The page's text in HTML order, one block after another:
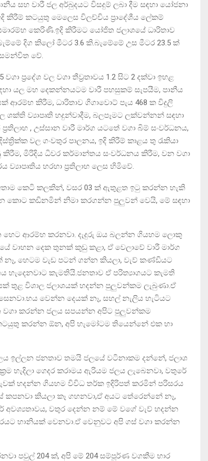
සහ වාරී ජල අර්බුදයට විසදුම් ලබා දීම සඳහා යෝජනා
කිරීම් කටයුතු මෙලෙස විලච්චිය ප්‍රාදේශීය ලේකම්
කෙරිණි.ඉදි කිරීමට යෝජිත ජලාශයේ ධාරිතාව
දිග කිලෝ මීටර 3.6 කි.බැමේමේ උස මීටර 23.5 ක්
වේ.
ප්‍රදේශ වල වගා තීව්‍රතාවය 1.2 සිට 2 දක්වා ඉහළ
යල මහ දෙකන්නයටම වාරී පහසුකම් සැපයීම, පානීය
ආරම්භ කිරීම, ධාරිතාව ගිගාවොට් පැය 468 ක විදුලි
ශක්ති ව්‍යාපෘති හදුන්වාදීම, බලපෑමට ලක්වන්නන් සඳහා
, උස්සාන වාරී මාර්ග යටතේ වගා බිම් සංවර්ධනය,
වල ගංවතුර පාලනය, ඉදි කිරීම් කාළය තු රැකියා
කිරීම, මිරිදිය ධිවර කර්මාන්තය සංවර්ධනය කිරීම, වන වගා
හරහා ප්‍රතිලාභ ලෙස හිමිවේ.
කෙටි කලකින්, වසර 03 ක් ඇතුළත ඉටු කරන්න හැකි
කොට කඩිනමින් නිමා කරගන්න පුලුවන් වෙයි, මේ සඳහා
හෙට ආරම්භ කරනවා. දැදුරු ඔය බලන්න ගියහම ලොකු
වාහන දෙක තුනක් කුඩු කළා, ඒ වෙලාවේ වාරී මාර්ග
හෙටම වැඩ පටන් ගන්න කියලා, වැව් කණ්ඩියට
හැදෙනවාට කැමතියි.ජනතාව ඒ පරිත්‍යාගයට කැමති
තුළ විශාල ජලාශයක් හදන්න පුලුවන්කම ලැබුණා.ඒ
වෙන්න දෙයක් නෑ, සහල් නැලිය හැටියට
වගා කරන්න ජලය සපයන්න අපිට පුලුවන්කම
කරන්න ඕන, අපි හැමෝටම තියෙන්නේ එක හා
ඉල්ලන ජනතාව තමයි ජලයේ වටිනාකම දන්නේ, ජලාශ
හැදිලා ගෙදර කරාමය ඇරියම ජලය ලැබෙනවා, වතුරේ
හදන්න ගියහම විවිධ තර්ක ඉදිරිපත් කරමින් පරිසරය
කපනවා කියලා කෑ ගහනවා,ඒ අයට තේරෙන්නේ නෑ,
වතුර දෙන්න නම් මේ වගේ වැව් හදන්න
හානියක් වෙනවා.ඒ වෙනුවට අපි ගස් වගා කරන්න
පවුල් 204 ක්, අපි මේ 204 සම්පූර්ණ වගකීම භාර